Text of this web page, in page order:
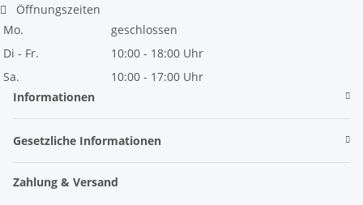
Öffnungszeiten
Mo.
geschlossen
Di - Fr.
10:00 - 18:00 Uhr
Sa.
10:00 - 17:00 Uhr
Informationen
Gesetzliche Informationen
Zahlung & Versand